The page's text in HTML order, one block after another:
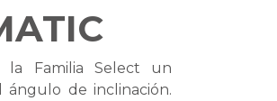
la Familia Select un
ángulo de inclinación.